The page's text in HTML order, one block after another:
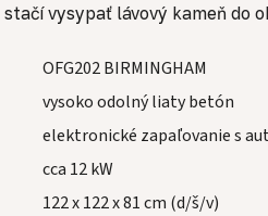
vysypať lávový kameň
OFG202 BIRMINGHAM
vysoko odolný liaty betón
elektronické zapaľovanie s
cca 12 kW
122 x 122 x 81 cm (d/š/v)